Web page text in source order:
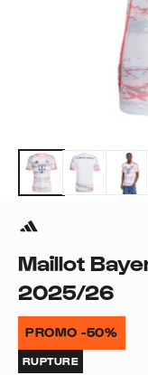
Maillot
2025/26
PROMO -50%
RUPTURE